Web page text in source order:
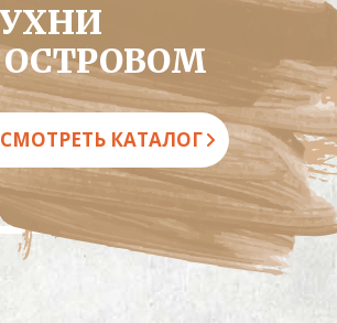
ОСТРОВОМ
СМОТРЕТЬ КАТАЛОГ